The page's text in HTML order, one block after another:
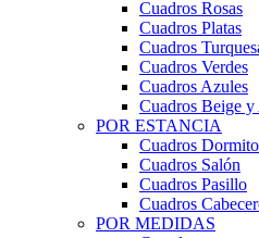
Cuadros Rosas
Cuadros Platas
Cuadros
Cuadros Verdes
Cuadros Azules
Cuadros Beige y
POR ESTANCIA
Cuadros
Cuadros Salón
Cuadros Pasillo
Cuadros
POR MEDIDAS